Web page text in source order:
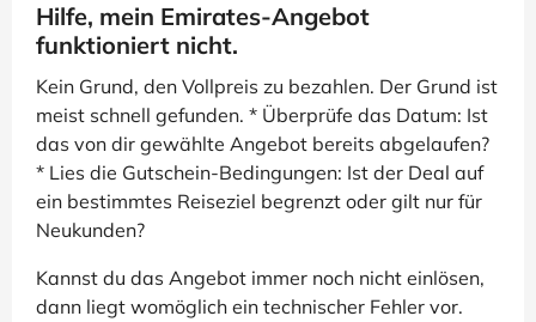
Hilfe, mein Emirates-Angebot
funktioniert nicht.
Kein Grund, den Vollpreis zu bezahlen. Der Grund ist
meist schnell gefunden. * Überprüfe das Datum: Ist
das von dir gewählte Angebot bereits abgelaufen?
* Lies die Gutschein-Bedingungen: Ist der Deal auf
ein bestimmtes Reiseziel begrenzt oder gilt nur für
Neukunden?
Kannst du das Angebot immer noch nicht einlösen,
dann liegt womöglich ein technischer Fehler vor.